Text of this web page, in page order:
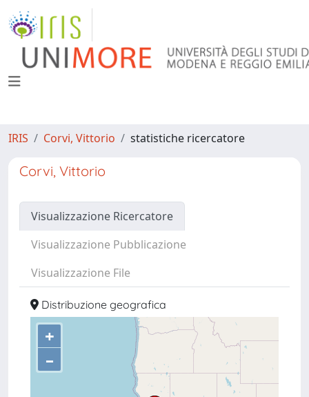
IRIS Corvi, Vittorio statistiche ricercatore
Corvi, Vittorio
Visualizzazione Ricercatore
Visualizzazione Pubblicazione
Visualizzazione File
Distribuzione geografica
+
–